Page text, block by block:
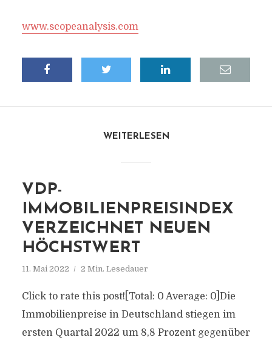
www.scopeanalysis.com
WEITERLESEN
VDP-
IMMOBILIENPREISINDEX
VERZEICHNET NEUEN
HÖCHSTWERT
11. Mai 2022 2 Min. Lesedauer
Click to rate this post![Total: 0 Average: 0]Die
Immobilienpreise in Deutschland stiegen im
ersten Quartal 2022 um 8,8 Prozent gegenüber